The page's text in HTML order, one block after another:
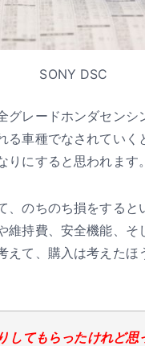
SONY DSC
グレードホンダセンシ
る車種でなされていく
りにすると思われます。
、のちのち損をすると
維持費、安全機能、そ
えて、購入は考えたほ
してもらったけれど思